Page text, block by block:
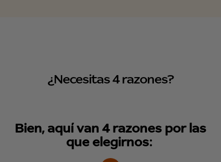
¿Necesitas 4 razones?
Bien, aquí van 4 razones por las
que elegirnos: